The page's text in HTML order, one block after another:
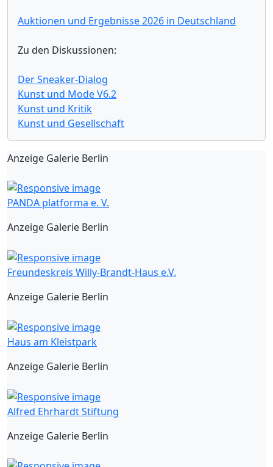
Auktionen und Ergebnisse 2026 in Deutschland
Zu den Diskussionen:
Der Sneaker-Dialog
Kunst und Mode V6.2
Kunst und Kritik
Kunst und Gesellschaft
Anzeige Galerie Berlin
PANDA platforma e. V.
Anzeige Galerie Berlin
Freundeskreis Willy-Brandt-Haus e.V.
Anzeige Galerie Berlin
Haus am Kleistpark
Anzeige Galerie Berlin
Alfred Ehrhardt Stiftung
Anzeige Galerie Berlin